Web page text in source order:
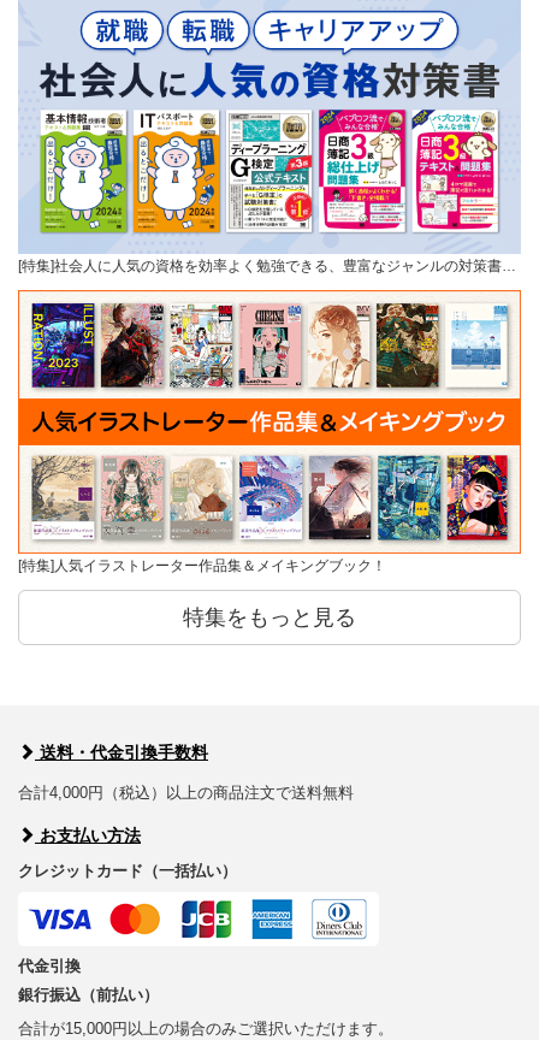
[特集]社会人に人気の資格を効率よく勉強できる、豊富なジャンルの対策書…
[特集]人気イラストレーター作品集＆メイキングブック！
特集をもっと見る
送料・代金引換手数料
合計4,000円（税込）以上の商品注文で送料無料
お支払い方法
クレジットカード（一括払い）
代金引換
銀行振込（前払い）
合計が15,000円以上の場合のみご選択いただけます。